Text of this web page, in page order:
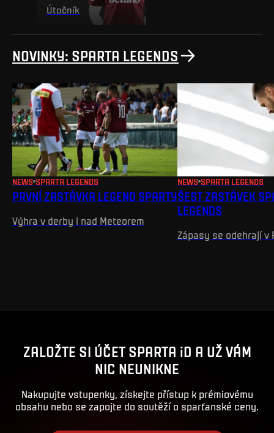
Útočník
NOVINKY: SPARTA LEGENDS
NEWS SPARTA LEGENDS
PRVNÍ ZASTÁVKA LEGEND SPARTY
Výhra v derby i nad Meteorem
NEWS SPARTA LEGENDS
ŠEST ZASTÁVEK
LEGENDS
Zápasy se odehrají v
ZALOŽTE SI ÚČET SPARTA iD A UŽ VÁM
NIC NEUNIKNE
Nakupujte vstupenky, získejte přístup k prémiovému
obsahu nebo se zapojte do soutěží o sparťanské ceny.